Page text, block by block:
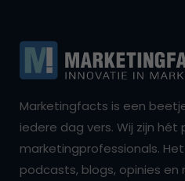
Marketingfacts is een
iedere dag vers. Wij zijn
marketingprofessionals.
podcasts, blogs, opinies en